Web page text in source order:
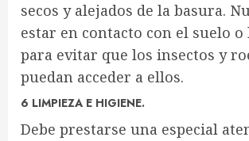
secos y alejados de la basura.
estar en contacto con el suelo o
para evitar que los insectos y
puedan acceder a ellos.
6 LIMPIEZA E HIGIENE.
Debe prestarse una especial